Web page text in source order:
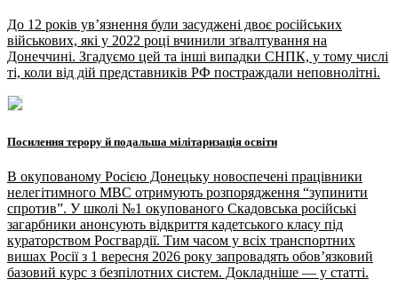
До 12 років увʼязнення були засуджені двоє російських
військових, які у 2022 році вчинили зґвалтування на
Донеччині. Згадуємо цей та інші випадки СНПК, у тому числі
ті, коли від дій представників РФ постраждали неповнолітні.
Посилення терору й подальша мілітаризація освіти
В окупованому Росією Донецьку новоспечені працівники
нелегітимного МВС отримують розпорядження “зупинити
спротив”. У школі №1 окупованого Скадовська російські
загарбники анонсують відкриття кадетського класу під
кураторством Росгвардії. Тим часом у всіх транспортних
вишах Росії з 1 вересня 2026 року запровадять обов’язковий
базовий курс з безпілотних систем. Докладніше — у статті.